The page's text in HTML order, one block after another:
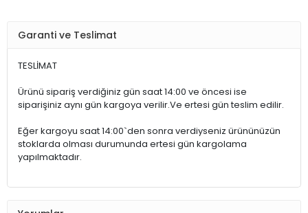
Garanti ve Teslimat
TESLİMAT
Ürünü sipariş verdiğiniz gün saat 14:00 ve öncesi ise
siparişiniz aynı gün kargoya verilir.Ve ertesi gün teslim edilir.
Eğer kargoyu saat 14:00`den sonra verdiyseniz ürününüzün
stoklarda olması durumunda ertesi gün kargolama
yapılmaktadır.